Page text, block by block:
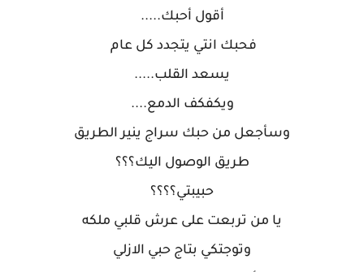
أقول أحبك.....
فحبك انتي يتجدد كل عام
يسعد القلب.....
ويكفكف الدمع....
وسأجعل من حبك سراج ينير الطريق
طريق الوصول اليك؟؟؟
حبيبتي؟؟؟؟
يا من تربعت على عرش قلبي ملكه
وتوجتكي بتاج حبي الازلي